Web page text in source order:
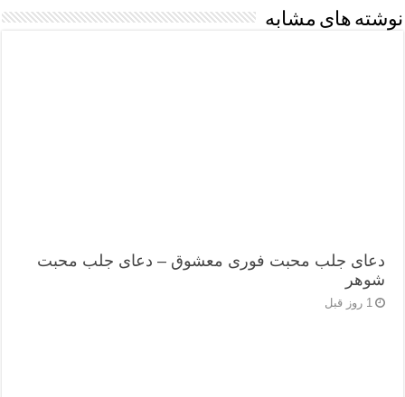
نوشته های مشابه
دعای جلب محبت فوری معشوق – دعای جلب محبت
شوهر
1 روز قبل